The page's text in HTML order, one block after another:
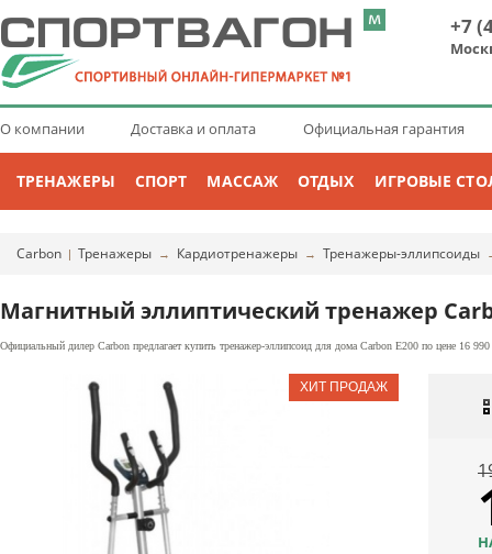
+7
О компании Доставка и оплата Официальная гарантия
ТРЕНАЖЕРЫ СПОРТ МАССАЖ ОТДЫХ ИГРОВЫЕ
Carbon | Тренажеры → Кардиотренажеры → Тренажеры-эллипсоиды
Магнитный эллиптический тренажер
Официальный дилер Carbon предлагает купить тренажер-эллипсоид для дома Carbon E200 по цене 16